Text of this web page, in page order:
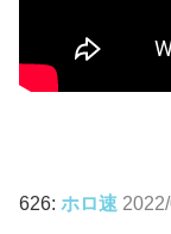
626: ホロ速